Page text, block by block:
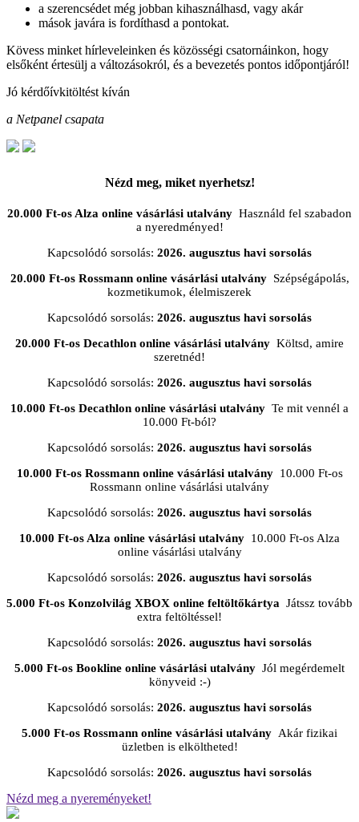
a szerencsédet még jobban kihasználhasd, vagy akár
mások javára is fordíthasd a pontokat.
Kövess minket hírleveleinken és közösségi csatornáinkon, hogy
elsőként értesülj a változásokról, és a bevezetés pontos időpontjáról!
Jó kérdőívkitöltést kíván
a Netpanel csapata
Nézd meg, miket nyerhetsz!
20.000 Ft-os Alza online vásárlási utalvány Használd fel szabadon
a nyeredményed!
Kapcsolódó sorsolás: 2026. augusztus havi sorsolás
20.000 Ft-os Rossmann online vásárlási utalványSzépségápolás,
kozmetikumok, élelmiszerek
Kapcsolódó sorsolás: 2026. augusztus havi sorsolás
20.000 Ft-os Decathlon online vásárlási utalvány Költsd, amire
szeretnéd!
Kapcsolódó sorsolás: 2026. augusztus havi sorsolás
10.000 Ft-os Decathlon online vásárlási utalvány Te mit vennél a
10.000 Ft-ból?
Kapcsolódó sorsolás: 2026. augusztus havi sorsolás
10.000 Ft-os Rossmann online vásárlási utalvány10.000 Ft-os
Rossmann online vásárlási utalvány
Kapcsolódó sorsolás: 2026. augusztus havi sorsolás
10.000 Ft-os Alza online vásárlási utalvány 10.000 Ft-os Alza
online vásárlási utalvány
Kapcsolódó sorsolás: 2026. augusztus havi sorsolás
5.000 Ft-os Konzolvilág XBOX online feltöltőkártya Játssz tovább
extra feltöltéssel!
Kapcsolódó sorsolás: 2026. augusztus havi sorsolás
5.000 Ft-os Bookline online vásárlási utalvány Jól megérdemelt
könyveid :-)
Kapcsolódó sorsolás: 2026. augusztus havi sorsolás
5.000 Ft-os Rossmann online vásárlási utalvány Akár fizikai
üzletben is elköltheted!
Kapcsolódó sorsolás: 2026. augusztus havi sorsolás
Nézd meg a nyereményeket!